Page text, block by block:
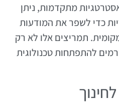
מתקדמות, ניתן
כדי לשפר את המודעות
תמריצים אלו לא רק
להתפתחות טכנולוגית